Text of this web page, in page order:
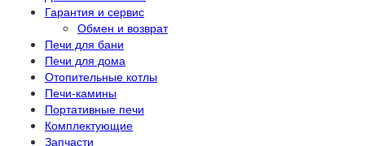
Гарантия и сервис
Обмен и возврат
Печи для бани
Печи для дома
Отопительные котлы
Печи-камины
Портативные печи
Комплектующие
Запчасти